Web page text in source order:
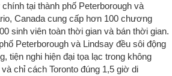
tại thành phố Peterborough và
Canada cung cấp hơn 100 chương
sinh viên toàn thời gian và bán thời gian.
Peterborough và Lindsay đều sôi động
tiện nghi hiện đại tọa lạc trong không
chỉ cách Toronto đúng 1,5 giờ di